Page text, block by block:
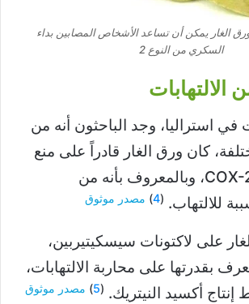
الغار يمكن أن تساعد الأشخاص المصابين بداء
السكري من النوع 2
استراليا، وجد الباحثون أنه من
كان ورق الغار قادراً على منع
نشاط إنزيم COX-21، وبالمعروف بأنه من
للالتهاب. (
4
) مصدر موثوق
على لاكتونات سيسكيتيربين،
بقدرتها على محاربة الالتهابات،
أكسيد النيتريك. (
5
) مصدر موثوق